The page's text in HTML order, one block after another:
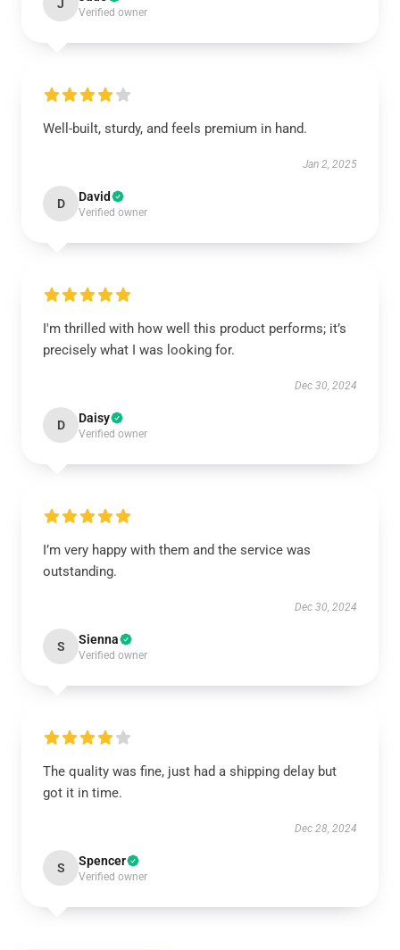
J
Verified owner
Well-built, sturdy, and feels premium in hand.
Jan 2, 2025
D David
Verified owner
I'm thrilled with how well this product performs; it’s
precisely what I was looking for.
Dec 30, 2024
D Daisy
Verified owner
I’m very happy with them and the service was
outstanding.
Dec 30, 2024
S Sienna
Verified owner
The quality was fine, just had a shipping delay but
got it in time.
Dec 28, 2024
S Spencer
Verified owner